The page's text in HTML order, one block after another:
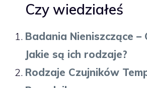
Czy wiedziałeś
Badania Nieniszczące –
Jakie są ich rodzaje?
Rodzaje Czujników